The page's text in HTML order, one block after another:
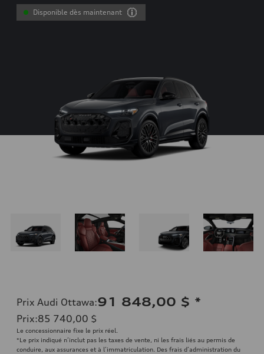
Disponible dès maintenant
Prix Audi Ottawa:91 848,00 $ *
Prix:85 740,00 $
Le concessionnaire fixe le prix réel.
*Le prix indiqué n’inclut pas les taxes de vente, ni les frais liés au permis de
conduire, aux assurances et à l’immatriculation. Des frais d’administration du